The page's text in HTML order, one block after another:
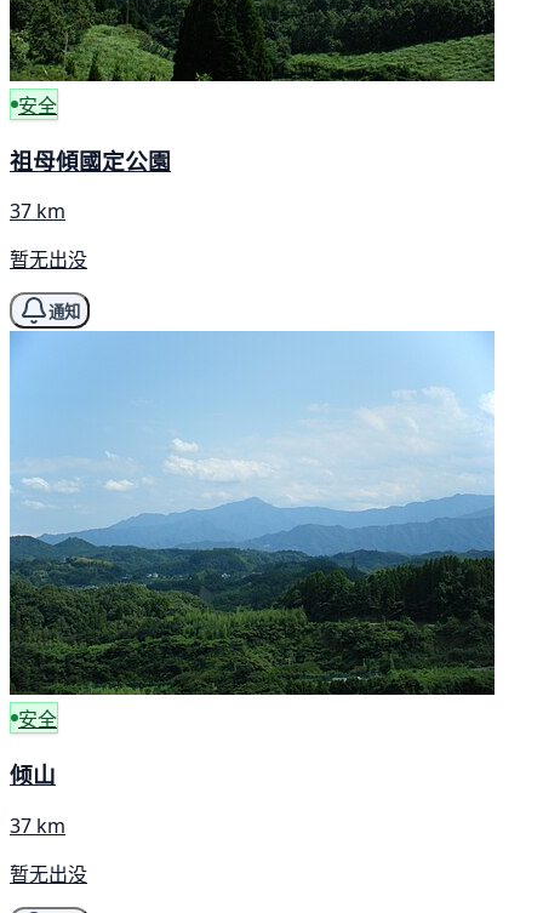
安全
祖母傾國定公園
37 km
暂无出没
通知
安全
倾山
37 km
暂无出没